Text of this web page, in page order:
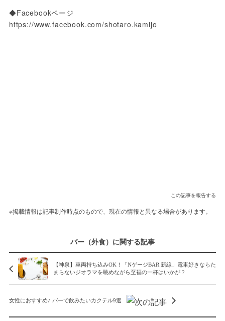
◆Facebookページ
https://www.facebook.com/shotaro.kamijo
この記事を報告する
※掲載情報は記事制作時点のもので、現在の情報と異なる場合があります。
バー（外食）に関する記事
【神泉】車両持ち込みOK！「NゲージBAR 新線」電車好きならた
まらないジオラマを眺めながら至福の一杯はいかが？
女性におすすめ♪ バーで飲みたいカクテル9選